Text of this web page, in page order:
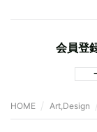
会員登
HOME Art,Design